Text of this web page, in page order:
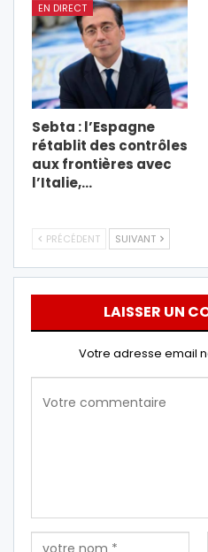
EN DIRECT
Sebta : l’Espagne
rétablit des contrôles
aux frontières avec
l’Italie,…
PRÉCÉDENT SUIVANT
LAISSER UN
Votre adresse email